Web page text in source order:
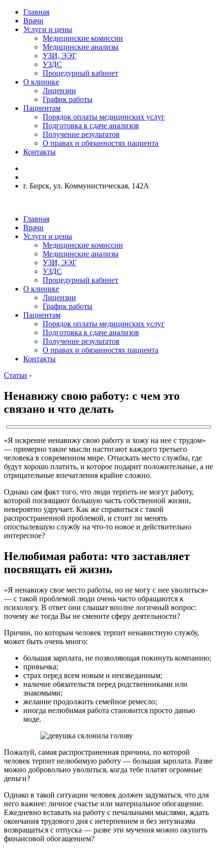
Главная
Врачи
Услуги и цены
Медицинские комиссии
Медицинские анализы
УЗИ, ЭЭГ
УЗДС
Процедурный кабинет
О клинике
Лицензии
График работы
Пациентам
Порядок оплаты медицинских услуг
Подготовка к сдаче анализов
Получение результатов
О правах и обязанностях пациента
Контакты
г. Бирск, ул. Коммунистическая, 142А
Главная
Врачи
Услуги и цены
Медицинские комиссии
Медицинские анализы
УЗИ, ЭЭГ
УЗДС
Процедурный кабинет
О клинике
Лицензии
График работы
Пациентам
Порядок оплаты медицинских услуг
Подготовка к сдаче анализов
Получение результатов
О правах и обязанностях пациента
Контакты
Статьи ›
Ненавижу свою работу: с чем это
связано и что делать
«Я искренне ненавижу свою работу и хожу на нее с трудом»
— примерно такие мысли настигают каждого третьего
человека в современном мире. Отыскать место службы, где
будут хорошо платить, и которое подарит положительные, а не
отрицательные впечатления крайне сложно.
Однако сам факт того, что люди терпеть не могут работу,
которой посвящают большую часть собственной жизни,
невероятно удручает. Как же справиться с такой
распространенной проблемой, и стоит ли менять
опостылевшую службу на что-то новое и действительно
интересное?
Нелюбимая работа: что заставляет
посвящать ей жизнь
«Я ненавижу свое место работы, но не могу с нее уволиться»
— с такой проблемой люди очень часто обращаются к
психологу. В ответ они слышат вполне логичный вопрос:
почему же тогда Вы не смените сферу деятельности?
Причин, по которым человек терпит ненавистную службу,
может быть очень много:
большая зарплата, не позволяющая покинуть компанию;
привычка;
страх перед всем новым и неизведанным;
наличие обязательств перед родственниками или
знакомыми;
желание продолжить семейное ремесло;
иногда нелюбимая работа становится просто данью
моде.
Пожалуй, самая распространенная причина, по которой
человек терпит нелюбимую работу — большая зарплата. Разве
можно добровольно уволиться, когда тебе платят огромные
деньги?
Однако в такой ситуации человек должен задуматься, что для
него важнее: личное счастье или материальное обогащение.
Ежедневно вставать на работу с печальными мыслями, ждать
окончания трудового дня с нетерпением и без энтузиазма
возвращаться с отпуска — разве эти мучения можно окупить
финансовой обогащением?